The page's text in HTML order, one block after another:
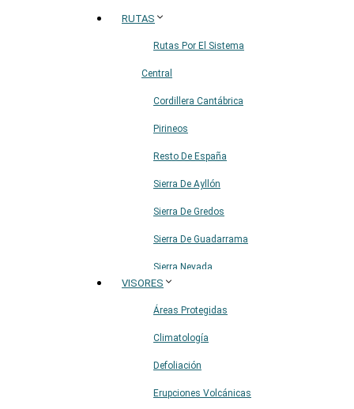
RUTAS
Rutas Por El Sistema
Central
Cordillera Cantábrica
Pirineos
Resto De España
Sierra De Ayllón
Sierra De Gredos
Sierra De Guadarrama
Sierra Nevada
VISORES
Áreas Protegidas
Climatología
Defoliación
Erupciones Volcánicas